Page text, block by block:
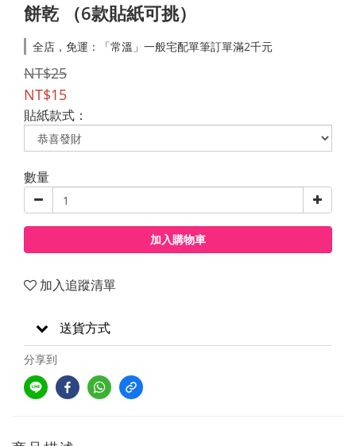
餅乾 （6款貼紙可挑）
全店，免運：「常溫」一般宅配單筆訂單滿2千元
NT$25
NT$15
貼紙款式：
數量
加入購物車
加入追蹤清單
送貨方式
分享到